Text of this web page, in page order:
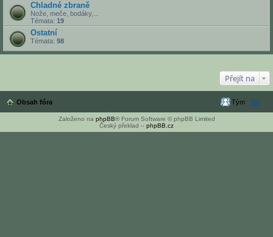
Chladné zbraně
Nože, meče, bodáky,...
Témata: 19
Ostatní
Témata: 98
Přejít na
Obsah fóra Tým
Založeno na phpBB® Forum Software © phpBB Limited
Český překlad – phpBB.cz